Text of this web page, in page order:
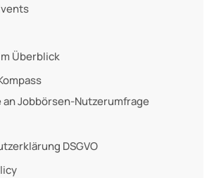
Überblick
an Jobbörsen-Nutzerumfrage
DSGVO